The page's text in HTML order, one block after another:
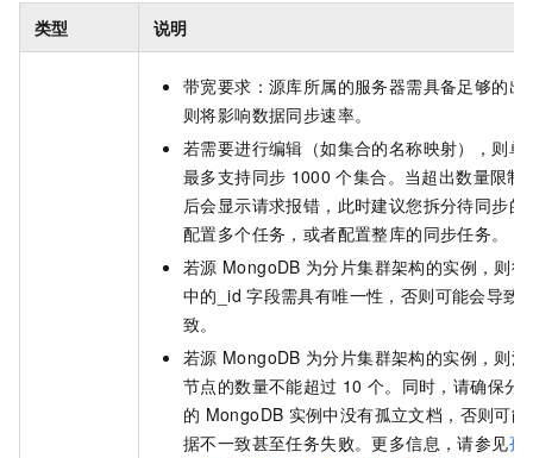
类型 说明
带宽要求：源库所属的服务器需具备足够的出
则将影响数据同步速率。
若需要进行编辑（如集合的名称映射），则单
最多支持同步 1000 个集合。当超出数量限制
后会显示请求报错，此时建议您拆分待同步的
配置多个任务，或者配置整库的同步任务。
若源 MongoDB 为分片集群架构的实例，则
中的_id 字段需具有唯一性，否则可能会导致
致。
若源 MongoDB 为分片集群架构的实例，则源
节点的数量不能超过 10 个。同时，请确保分
的 MongoDB 实例中没有孤立文档，否则可
据不一致甚至任务失败。更多信息，请参见孤